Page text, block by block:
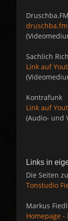
druschba.fm
Sachlich
Link auf
Kontrafunk
Link auf
(Audio- und
Links in
Die Seiten
Tonstudio
Markus
Homepage